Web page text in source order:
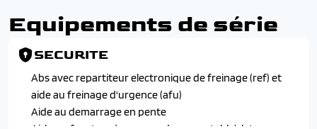
Equipements de série
SECURITE
Abs avec repartiteur electronique de freinage (ref) et
aide au freinage d'urgence (afu)
Aide au demarrage en pente